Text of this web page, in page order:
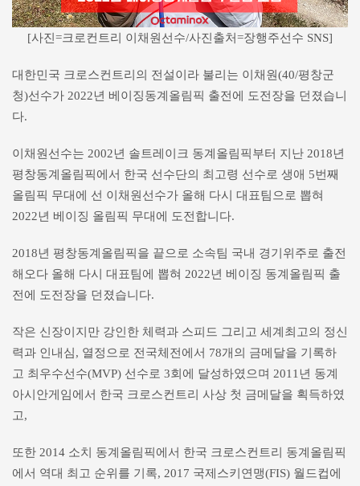
[사진=크로컨트리 이채원선수/사진출처=장행주선수 SNS]
대한민국 크로스컨트리의 전설이라 불리는 이채원(40/평창군
청)선수가 2022년 베이징동계올림픽 출전에 도전장을 던졌습니
다.
이채원선수는 2002년 솔트레이크 동계올림픽부터 지난 2018년
평창동계올림픽에서 한국 선수단의 최고령 선수로 생애 5번째
올림픽 무대에 선 이채원선수가 올해 다시 대표팀으로 뽑혀
2022년 베이징 올림픽 무대에 도전합니다.
2018년 평창동계올림픽을 끝으로 소속팀 국내 경기위주로 출전
해오다 올해 다시 대표팀에 뽑혀 2022년 베이징 동계올림픽 출
전에 도전장을 던졌습니다.
작은 신장이지만 강인한 체력과 스피드 그리고 세계최고의 정신
력과 인내심, 열정으로 전국체전에서 78개의 금메달을 기록하
고 최우수선수(MVP) 선수로 3회에 달성하였으며 2011년 동계
아시안게임에서 한국 크로스컨트리 사상 첫 금메달을 획득하였
고,
또한 2014 소치 동계올림픽에서 한국 크로스컨트리 동계올림픽
에서 역대 최고 순위를 기록, 2017 국제스키연맹(FIS) 월드컵에